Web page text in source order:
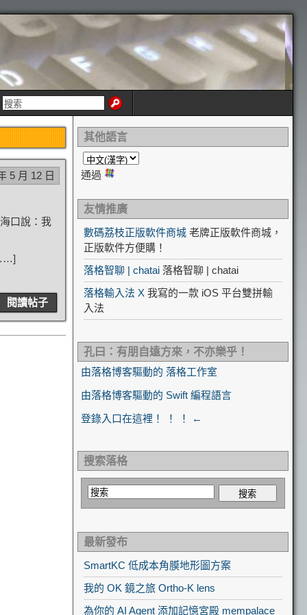
5 月 12 日
口說：我
閱讀帖子
其他語言
通過
友情推廣
數碼荔枝正版軟件商城 老牌正版軟件商城，
正版軟件方便購！
落格智聊 | chatai 落格智聊 | chatai
落格輸入法 X 我寫的一款 iOS 平台雙拼輸
入法
孔曰：有朋自遠方來，不亦樂乎！
由落格博客驅動的 落格工作室
由落格博客驅動的 Swift 編程語言
登錄入口在這裡！ ！ ！ ←
搜索落格
最新發布
SmartKC 低成本角膜地形圖方案
我的 OK 鏡之旅 Ortho-K lens
為你的 AI Agent 添加記憶宮殿 mempalace